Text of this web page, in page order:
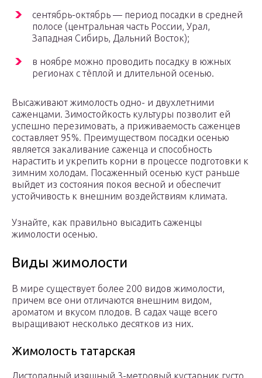
сентябрь-октябрь — период посадки в средней
полосе (центральная часть России, Урал,
Западная Сибирь, Дальний Восток);
в ноябре можно проводить посадку в южных
регионах с тёплой и длительной осенью.
Высаживают жимолость одно- и двухлетними
саженцами. Зимостойкость культуры позволит ей
успешно перезимовать, а приживаемость саженцев
составляет 95%. Преимуществом посадки осенью
является закаливание саженца и способность
нарастить и укрепить корни в процессе подготовки к
зимним холодам. Посаженный осенью куст раньше
выйдет из состояния покоя весной и обеспечит
устойчивость к внешним воздействиям климата.
Узнайте, как правильно высадить саженцы
жимолости осенью.
Виды жимолости
В мире существует более 200 видов жимолости,
причем все они отличаются внешним видом,
ароматом и вкусом плодов. В садах чаще всего
выращивают несколько десятков из них.
Жимолость татарская
Листопадный изящный 3-метровый кустарник густо